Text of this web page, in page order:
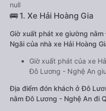
null
🚌 1. Xe Hải Hoàng Gia
Giờ xuất phát xe giường
Ngãi của nhà xe Hải Hoàng
Giờ xuất phát của xe
Đô Lương - Nghệ An
Địa điểm đón khách ở Đô
nằm Đô Lương - Nghệ An đi